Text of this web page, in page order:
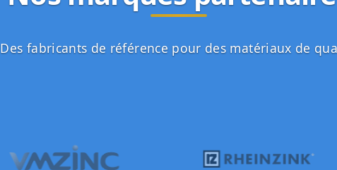
Des fabricants de référence pour des matériaux de